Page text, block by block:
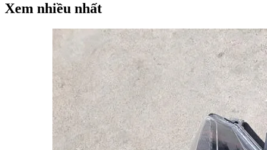
Xem nhiều nhất